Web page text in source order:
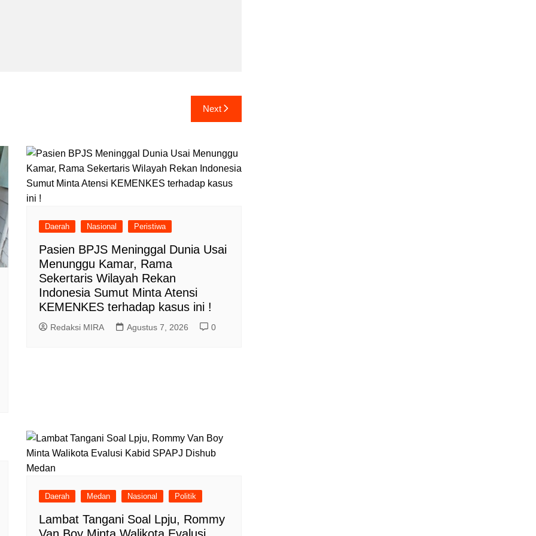
Next
Daerah Nasional Peristiwa
Pasien BPJS Meninggal Dunia Usai
Menunggu Kamar, Rama
Sekertaris Wilayah Rekan
Indonesia Sumut Minta Atensi
KEMENKES terhadap kasus ini !
Redaksi MIRA Agustus 7, 2026 0
Daerah Medan Nasional Politik
Lambat Tangani Soal Lpju, Rommy